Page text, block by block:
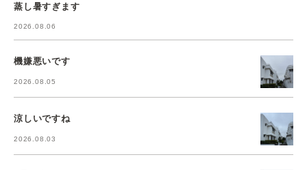
蒸し暑すぎます
2026.08.06
機嫌悪いです
2026.08.05
涼しいですね
2026.08.03